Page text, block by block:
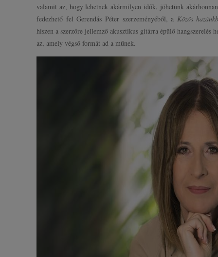
valamit az, hogy lehetnek akármilyen idők, jöhetünk
fedezhető fel Gerendás Péter szerzeményéből, a Közös
hiszen a szerzőre jellemző akusztikus gitárra épülő hangszerelés
az, amely végső formát ad a műnek.